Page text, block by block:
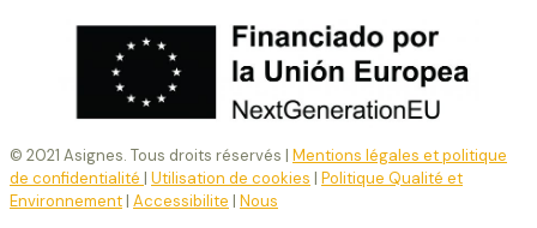
© 2021 Asignes. Tous droits réservés | Mentions légales et politique
de confidentialité | Utilisation de cookies | Politique Qualité et
Environnement| Accessibilite | Nous